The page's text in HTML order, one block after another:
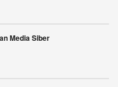
Media Siber